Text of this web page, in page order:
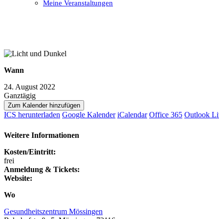
Meine Veranstaltungen
Wann
24. August 2022
Ganztägig
Zum Kalender hinzufügen
ICS herunterladen Google Kalender iCalendar Office 365 Outlook
Weitere Informationen
Kosten/Eintritt:
frei
Anmeldung & Tickets:
Website:
Wo
Gesundheitszentrum Mössingen